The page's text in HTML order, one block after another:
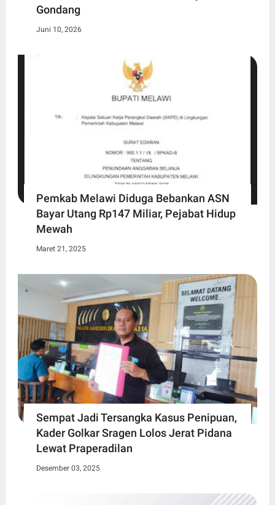
Gondang
Juni 10, 2026
Pemkab Melawi Diduga Bebankan ASN
Bayar Utang Rp147 Miliar, Pejabat Hidup
Mewah
Maret 21, 2025
Sempat Jadi Tersangka Kasus Penipuan,
Kader Golkar Sragen Lolos Jerat Pidana
Lewat Praperadilan
Desember 03, 2025